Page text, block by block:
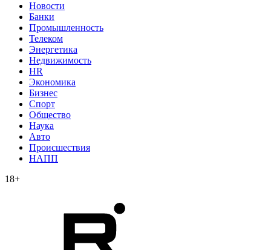
Новости
Банки
Промышленность
Телеком
Энергетика
Недвижимость
HR
Экономика
Бизнес
Спорт
Общество
Наука
Авто
Происшествия
НАПП
18+